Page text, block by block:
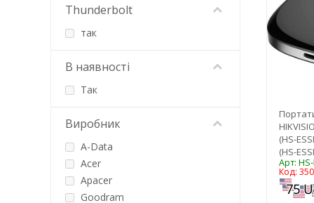
(HS-
(HS-
Арт:
Код:
Thunderbolt
так
В наявності
Так
Виробник
A-Data
Acer
Apacer
Goodram